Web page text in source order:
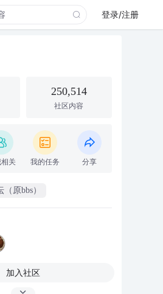
登录/注册
250,514
社区内容
关 我的任务 分享
原bbs）
加入社区